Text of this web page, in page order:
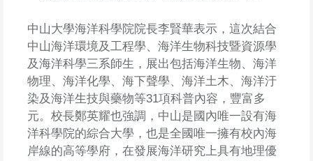
中山大學海洋科學院院長李賢華表示，這次結合
中山海洋環境及工程學、海洋生物科技暨資源學
及海洋科學三系師生，展出包括海洋生物、海洋
物理、海洋化學、海下聲學、海洋土木、海洋汙
染及海洋生技與藥物等31項科普內容，豐富多
元。校長鄭英耀也強調，中山是國內唯一設有海
洋科學院的綜合大學，也是全國唯一擁有校內海
岸線的高等學府，在發展海洋研究上具有地理優